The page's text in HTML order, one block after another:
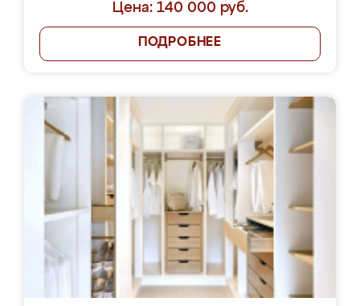
Цена: 140 000 руб.
ПОДРОБНЕЕ